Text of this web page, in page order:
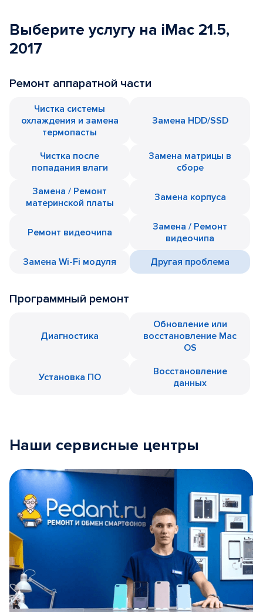
Выберите услугу на iMac 21.5,
2017
Ремонт аппаратной части
Чистка системы
охлаждения и замена
термопасты
Замена HDD/SSD
Чистка после
попадания влаги
Замена матрицы в
сборе
Замена / Ремонт
материнской платы
Замена корпуса
Ремонт видеочипа
Замена / Ремонт
видеочипа
Замена Wi-Fi модуля
Другая проблема
Программный ремонт
Диагностика
Обновление или
восстановление Mac
OS
Установка ПО
Восстановление
данных
Наши сервисные центры